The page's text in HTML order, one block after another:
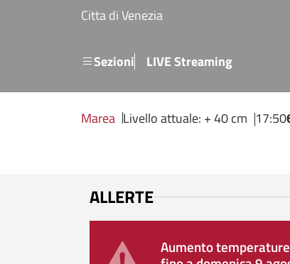
Salta al contenuto principale
Citta di Venezia
SezioniMenu secondario
LIVE Streaming
Marea Livello attuale: + 40 cm 17:50
ALLERTE
Aumento